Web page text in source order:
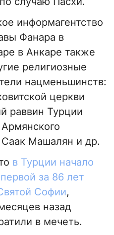
информагентство
Фанара в
в Анкаре также
религиозные
нацменьшинств:
церкви
раввин Турции
Саак Машалян и др.
в Турции начало
за 86 лет
Софии,
назад
в мечеть.